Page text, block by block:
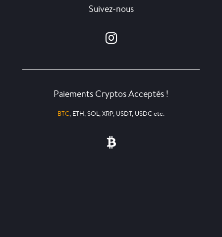
Suivez-nous
Paiements Cryptos Acceptés !
BTC, ETH, SOL, XRP, USDT, USDC etc.